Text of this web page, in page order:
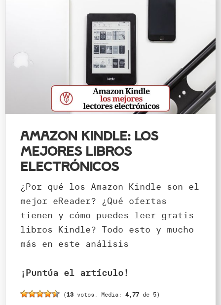
Amazon Kindle: los
mejores libros
electrónicos
¿Por qué los Amazon Kindle son el
mejor eReader? ¿Qué ofertas
tienen y cómo puedes leer gratis
libros Kindle? Todo esto y mucho
más en este análisis
¡Puntúa el artículo!
(13 votos. Media: 4,77 de 5)